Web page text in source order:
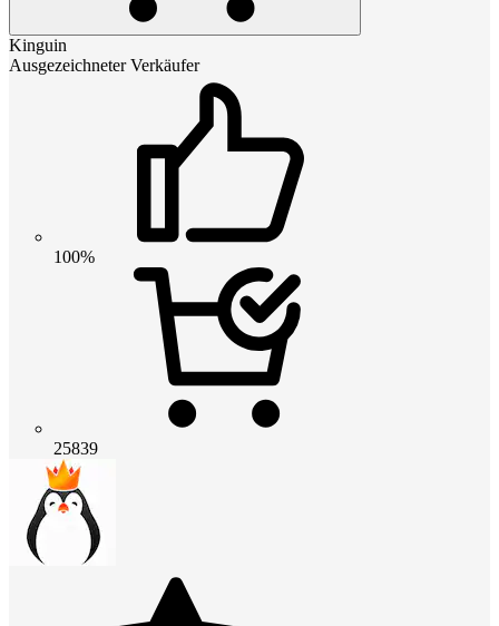
Kinguin
Ausgezeichneter Verkäufer
100%
25839